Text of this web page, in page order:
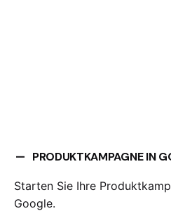
PRODUKTKAMPAGNE IN
Starten Sie Ihre
Google.